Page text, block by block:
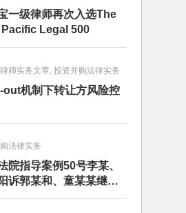
一级律师再次入选The
Legal 500
师实务文章, 投资并购法律实务
out机制下转让方风险控
法律实务
院指导案例50号李某、
诉郭某和、童某某继承